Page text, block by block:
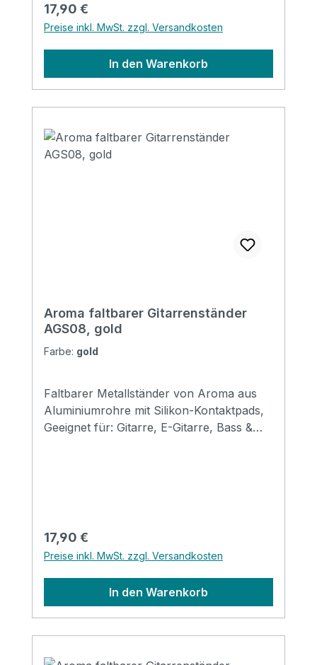
Regulärer Preis:
17,90 €
Preise inkl. MwSt. zzgl. Versandkosten
In den Warenkorb
Aroma faltbarer Gitarrenständer
AGS08, gold
Farbe: gold
Faltbarer Metallständer von Aroma aus
Aluminiumrohre mit Silikon-Kontaktpads,
Geeignet für: Gitarre, E-Gitarre, Bass &
Regulärer Preis:
17,90 €
Preise inkl. MwSt. zzgl. Versandkosten
In den Warenkorb